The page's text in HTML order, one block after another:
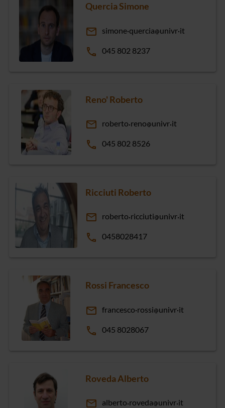
Quercia Simone
email simone quercia univr it
phone 045 802 8237
Reno' Roberto
email roberto reno univr it
phone 045 802 8526
Ricciuti Roberto
email roberto ricciuti univr it
phone 0458028417
Rossi Francesco
email francesco rossi univr it
phone 045 8028067
Roveda Alberto
email alberto roveda univr it